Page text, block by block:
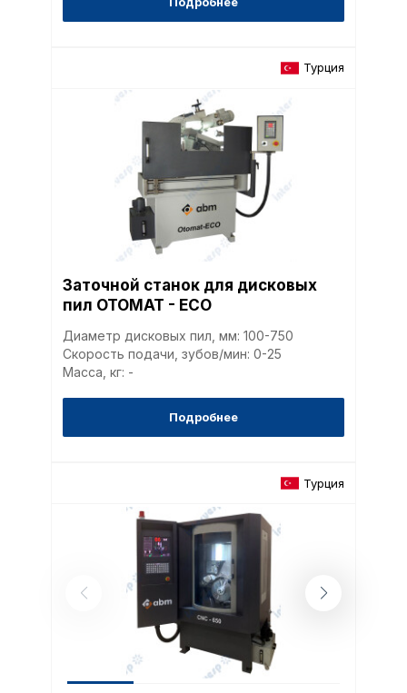
Турция
Заточной станок для дисковых
пил OTOMAT - ECO
Диаметр дисковых пил, мм: 100-750
Скорость подачи, зубов/мин: 0-25
Масса, кг: -
Подробнее
Турция
Политика в
обработки сookies
Настройте параметры
Вы можете настроить
типа «технические
без которых
Ваш выбор настроек на
этого периода Сайт
согласие) в любое
путем перехода по
верхней части
параметров
обработки
списком файлов cookie
cookie-файлы